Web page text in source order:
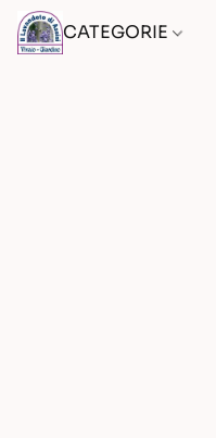
CATEGORIE